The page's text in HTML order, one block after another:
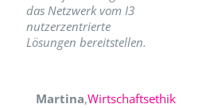
das Netzwerk vom I3
nutzerzentrierte
Lösungen bereitstellen.
Martina,Wirtschaftsethik